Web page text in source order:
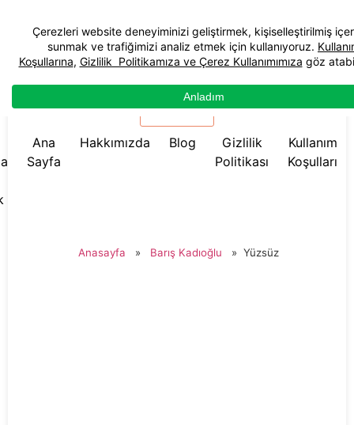
☰ Menü
Ana
Sayfa
Hakkımızda Blog
Gizlilik
Politikası
Kullanım
Koşulları
Anasayfa » Barış Kadıoğlu » Yüzsüz